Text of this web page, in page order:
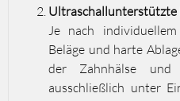
Ultraschallunterstützte
Je nach
Beläge und harte
der Zahnhälse und
ausschließlich unter